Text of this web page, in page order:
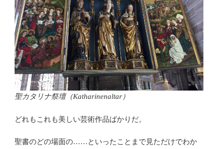
聖カタリナ祭壇（Katharinenaltar）
どれもこれも美しい芸術作品ばかりだ。
聖書のどの場面の……といったことまで見ただけでわか